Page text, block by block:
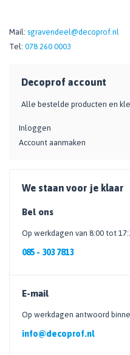
Mail: sgravendeel@decoprof.nl
Tel: 078 260 0003
Decoprof account
Alle bestelde producten en
Inloggen
Account aanmaken
We staan voor je klaar
Bel ons
Op werkdagen van 8:00 tot
085 - 303 7813
E-mail
Op werkdagen antwoord
info@decoprof.nl